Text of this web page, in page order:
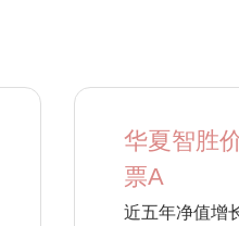
华夏智胜
票A
近五年净值增